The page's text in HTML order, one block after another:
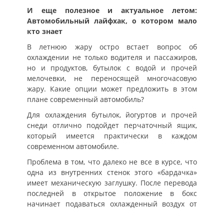
И еще полезное и актуальное летом:
Автомобильный лайфхак, о котором мало
кто знает
В летнюю жару остро встает вопрос об
охлаждении не только водителя и пассажиров,
но и продуктов, бутылок с водой и прочей
мелочевки, не переносящей многочасовую
жару. Какие опции может предложить в этом
плане современный автомобиль?
Для охлаждения бутылок, йогуртов и прочей
снеди отлично подойдет перчаточный ящик,
который имеется практически в каждом
современном автомобиле.
Проблема в том, что далеко не все в курсе, что
одна из внутренних стенок этого «бардачка»
имеет механическую заглушку. После перевода
последней в открытое положение в бокс
начинает подаваться охлажденный воздух от